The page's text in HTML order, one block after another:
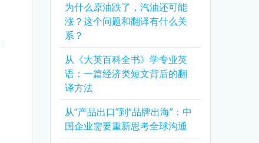
为什么原油跌了，汽油还可能
涨？这个问题和翻译有什么关
系？
从《大英百科全书》学专业英
语：一篇经济类短文背后的翻
译方法
从“产品出口”到“品牌出海”：中
国企业需要重新思考全球沟通